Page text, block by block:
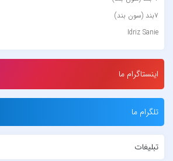
۷بند (سون بند)
Idriz Sanie
آبان
آبتین دابا
آبتین یارا
اینستاگرام ما
تلگرام ما
تبلیغات